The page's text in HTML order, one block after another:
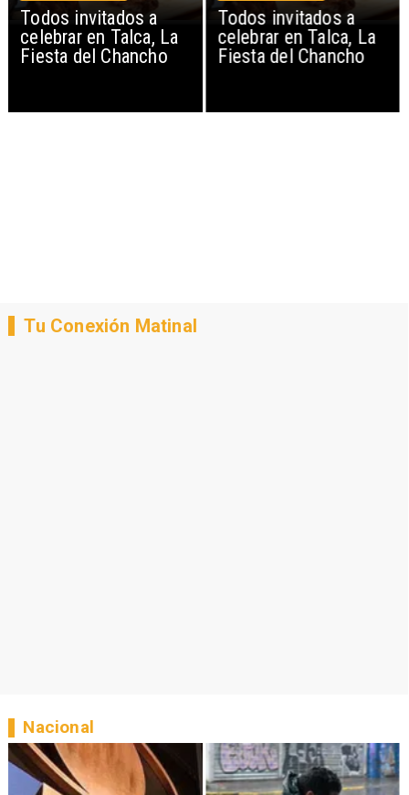
Todos invitados a
celebrar en Talca, La
Fiesta del Chancho
Todos invitados a
celebrar en Talca, La
Fiesta del Chancho
Tu Conexión Matinal
Nacional